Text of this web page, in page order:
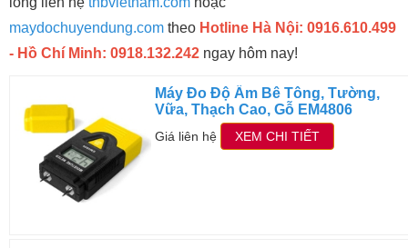
maydochuyendung.com theo Hotline Hà Nội: 0916.610.499
- Hồ Chí Minh: 0918.132.242 ngay hôm nay!
Máy Đo Độ Ẩm Bê Tông, Tường,
Vữa, Thạch Cao, Gỗ EM4806
Giá liên hệ XEM CHI TIẾT